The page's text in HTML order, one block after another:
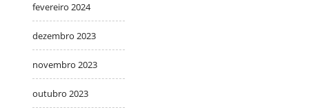
fevereiro 2024
dezembro 2023
novembro 2023
outubro 2023